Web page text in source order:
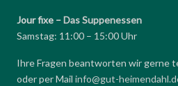
Jour fixe –Das Suppenessen
Samstag: 11:00 – 15:00 Uhr
Ihre Fragen beantworten wir gerne
oder per Mail info@gut-